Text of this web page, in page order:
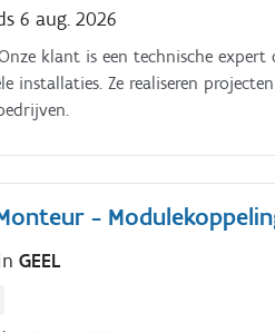
6 aug. 2026
klant is een technische
installaties. Ze realiseren
-
GEEL